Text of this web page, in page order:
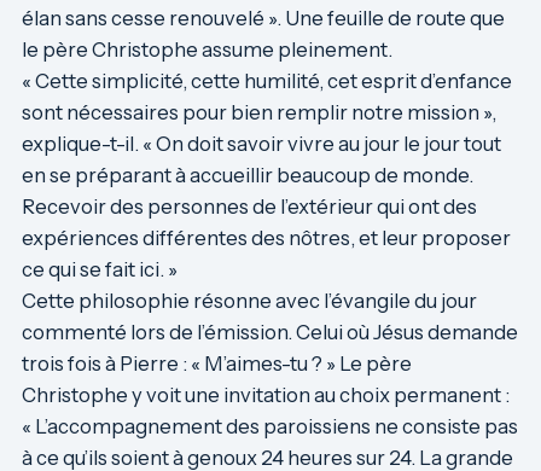
élan sans cesse renouvelé ». Une feuille de route que
le père Christophe assume pleinement.
« Cette simplicité, cette humilité, cet esprit d’enfance
sont nécessaires pour bien remplir notre mission »,
explique-t-il. « On doit savoir vivre au jour le jour tout
en se préparant à accueillir beaucoup de monde.
Recevoir des personnes de l’extérieur qui ont des
expériences différentes des nôtres, et leur proposer
ce qui se fait ici. »
Cette philosophie résonne avec l’évangile du jour
commenté lors de l’émission. Celui où Jésus demande
trois fois à Pierre : « M’aimes-tu ? » Le père
Christophe y voit une invitation au choix permanent :
« L’accompagnement des paroissiens ne consiste pas
à ce qu’ils soient à genoux 24 heures sur 24. La grande